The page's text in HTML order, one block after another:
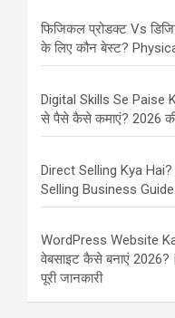
फिजिकल प्रोडक्ट Vs
के लिए कौन बेस्ट?
Digital Skills Se Paise
से पैसे कैसे कमाएं? 2026 की
Direct Selling Kya Hai?
Selling Business
WordPress Website
वेबसाइट कैसे बनाएं
पूरी जानकारी